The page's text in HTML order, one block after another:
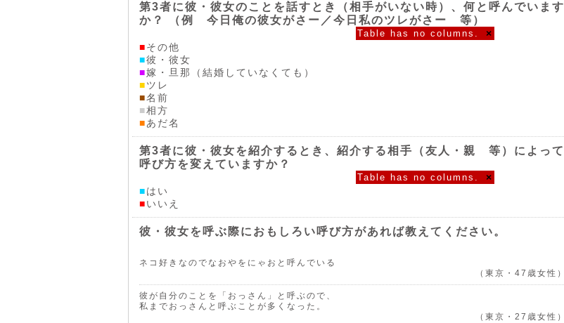
第3者に彼・彼女のことを話すとき（相手がいない時）、何と呼んでいます
か？ （例 今日俺の彼女がさー／今日私のツレがさー 等）
■その他
■彼・彼女
■嫁・旦那（結婚していなくても）
■ツレ
■名前
■相方
■あだ名
Table has no columns. ×
第3者に彼・彼女を紹介するとき、紹介する相手（友人・親 等）によって
呼び方を変えていますか？
■はい
■いいえ
Table has no columns. ×
彼・彼女を呼ぶ際におもしろい呼び方があれば教えてください。
ネコ好きなのでなおやをにゃおと呼んでいる
（東京・47歳女性）
彼が自分のことを「おっさん」と呼ぶので、
私までおっさんと呼ぶことが多くなった。
（東京・27歳女性）